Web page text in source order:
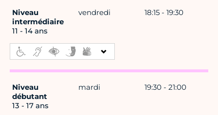
Niveau
intermédiaire
11 - 14 ans
vendredi 18:15 - 19:30
Niveau
débutant
13 - 17 ans
mardi 19:30 - 21:00